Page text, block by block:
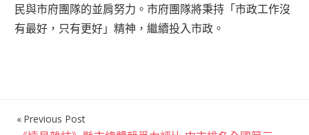
民與市府團隊的並肩努力。市府團隊將秉持「市政工作沒
有最好，只有更好」精神，繼續投入市政。
文Previous Post